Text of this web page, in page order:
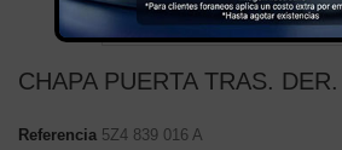
CHAPA PUERTA TRAS.
Referencia 5Z4 839 016 A